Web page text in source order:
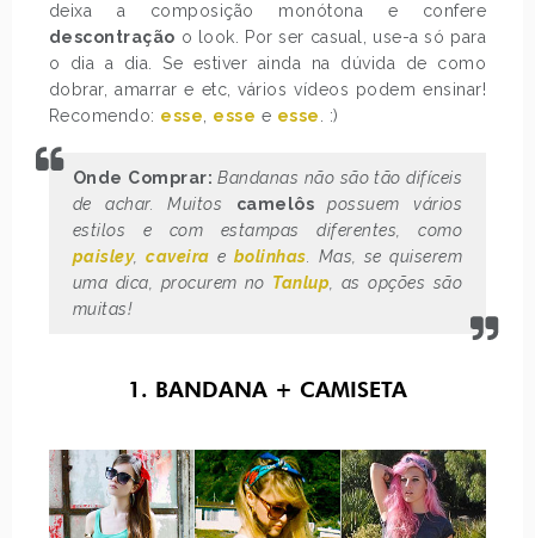
deixa a composição monótona e confere
descontração o look. Por ser casual, use-a só para
o dia a dia. Se estiver ainda na dúvida de como
dobrar, amarrar e etc, vários vídeos podem ensinar!
Recomendo: esse, esse e esse. :)
Onde Comprar: Bandanas não são tão difíceis
de achar. Muitos camelôs possuem vários
estilos e com estampas diferentes, como
paisley,caveira e bolinhas. Mas, se quiserem
uma dica, procurem no Tanlup, as opções são
muitas!
1. BANDANA + CAMISETA